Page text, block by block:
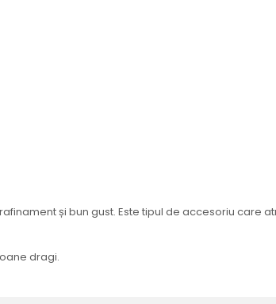
și bun gust. Este tipul de accesoriu care
dragi.